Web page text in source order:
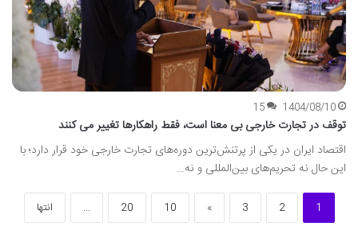
1404/08/10
15
توقف در تجارت خارجی بی معنا است، فقط راهکارها تغییر می کنند
اقتصاد ایران در یکی از پرتنش‌ترین دوره‌های تجارت خارجی خود قرار دارد؛ با
این حال نه تحریم‌های بین‌المللی و نه…
1
2
3
»
10
20
... انتها